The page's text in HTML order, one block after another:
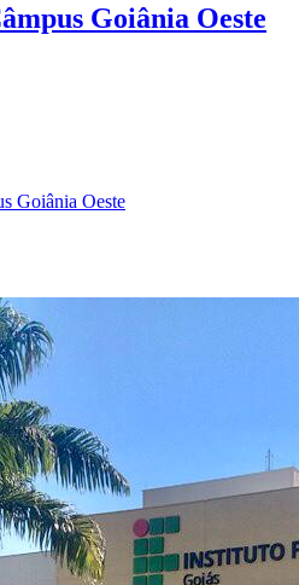
Goiânia Oeste
Goiânia Oeste